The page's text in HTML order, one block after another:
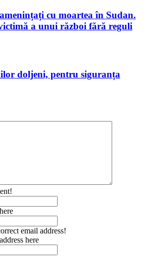
cu moartea în Sudan.
a unui război fără reguli
doljeni, pentru siguranța
email address!
here